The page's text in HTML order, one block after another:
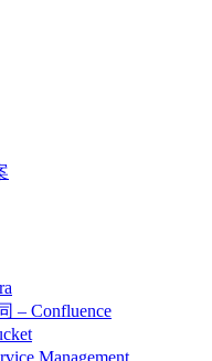
– Confluence
Management